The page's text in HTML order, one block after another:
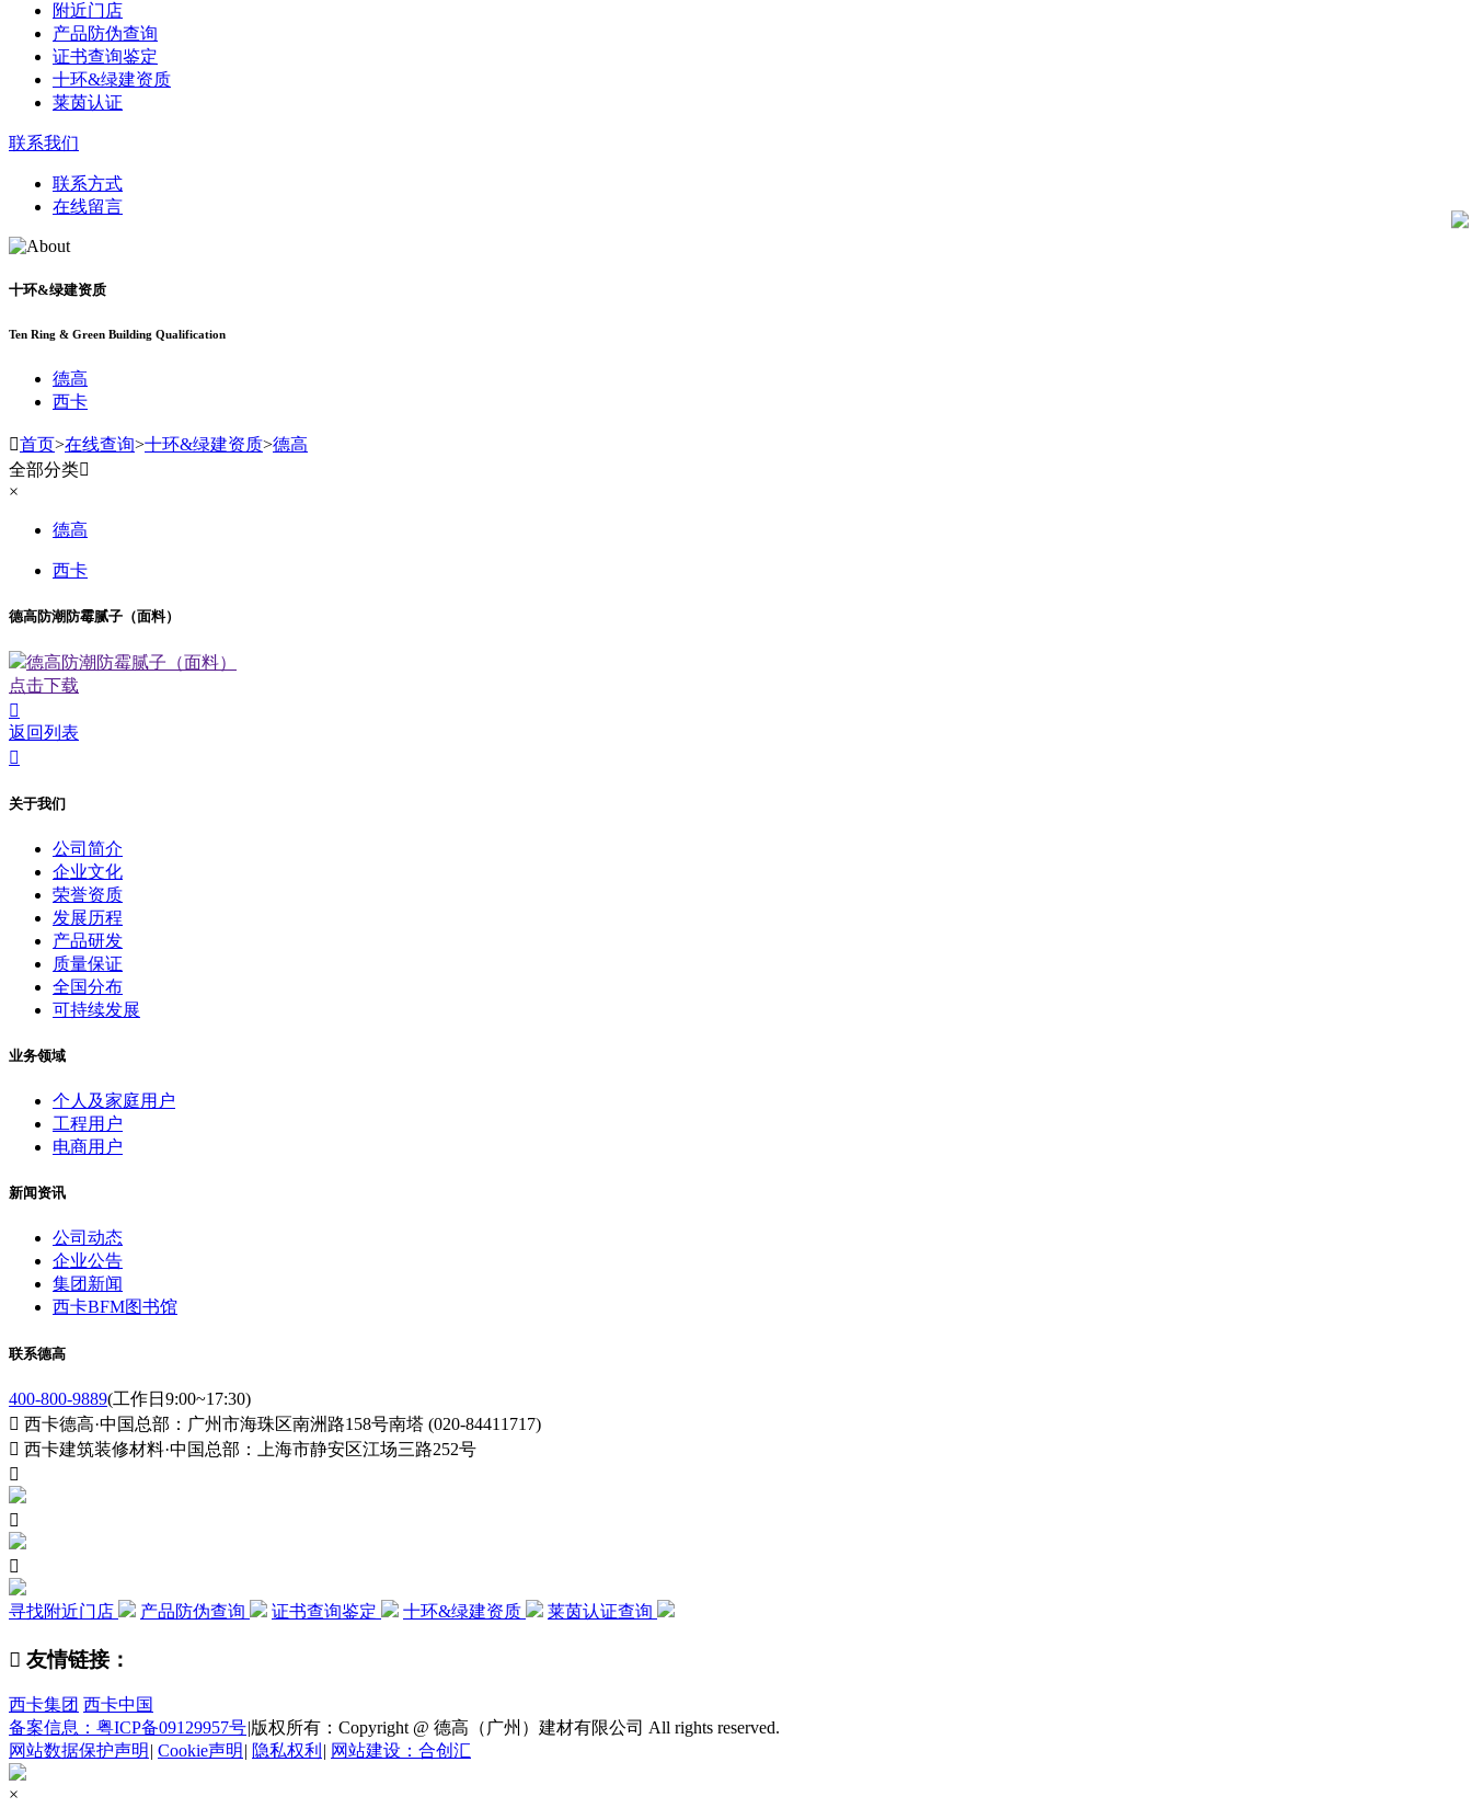
附近门店
产品防伪查询
证书查询鉴定
十环&绿建资质
莱茵认证
联系我们
联系方式
在线留言
十环&绿建资质
Ten Ring & Green Building Qualification
德高
西卡
首页>在线查询>十环&绿建资质>德高
全部分类
×
德高
西卡
德高防潮防霉腻子（面料）
德高防潮防霉腻子（面料）
点击下载

返回列表

关于我们
公司简介
企业文化
荣誉资质
发展历程
产品研发
质量保证
全国分布
可持续发展
业务领域
个人及家庭用户
工程用户
电商用户
新闻资讯
公司动态
企业公告
集团新闻
西卡BFM图书馆
联系德高
400-800-9889(工作日9:00~17:30)
 西卡德高·中国总部：广州市海珠区南洲路158号南塔 (020-84411717)
 西卡建筑装修材料·中国总部：上海市静安区江场三路252号



寻找附近门店 产品防伪查询 证书查询鉴定 十环&绿建资质 莱茵认证查询
 友情链接：
西卡集团 西卡中国
备案信息：粤ICP备09129957号|版权所有：Copyright @ 德高（广州）建材有限公司 All rights reserved.
网站数据保护声明 | Cookie声明 | 隐私权利 | 网站建设：合创汇
×